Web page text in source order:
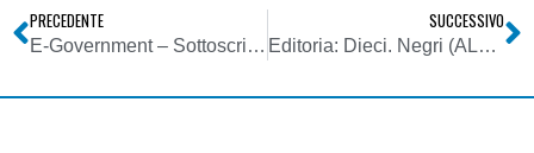
PRECEDENTE
E-Government – Sottoscritto contratto-quadro CNIPA-Telecom
SUCCESSIVO
Editoria: Dieci. Negri (ALG): chiesto rispetto contratto